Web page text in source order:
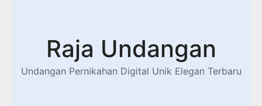
Raja Undangan
Undangan Pernikahan Digital Unik Elegan Terbaru